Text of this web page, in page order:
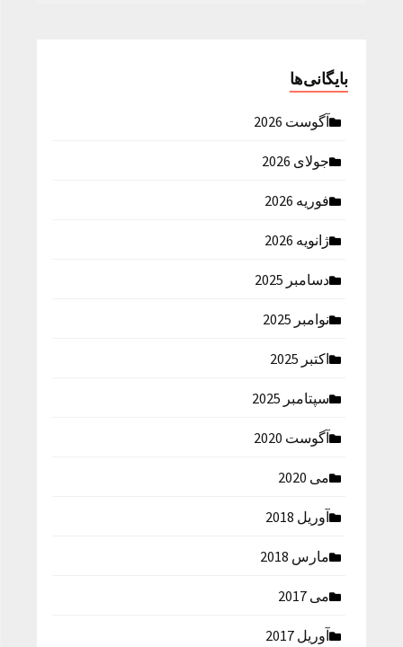
بایگانی‌ها
آگوست 2026
جولای 2026
فوریه 2026
ژانویه 2026
دسامبر 2025
نوامبر 2025
اکتبر 2025
سپتامبر 2025
آگوست 2020
می 2020
آوریل 2018
مارس 2018
می 2017
آوریل 2017